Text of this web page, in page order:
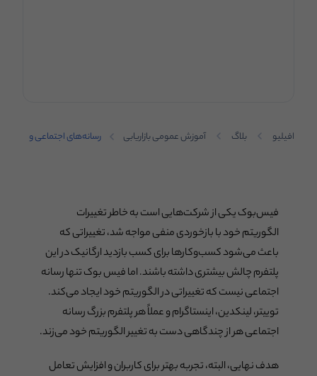
افیلیو بلاگ آموزش عمومی بازاریابی
رسانه‌های اجتماعی و
فیس‌بوک یکی از شرکت‌هایی است به خاطر تغییرات
الگوریتم خود با بازخوردی منفی مواجه شد، تغییراتی که
باعث می‌شود کسب‌وکارها برای کسب بازدید ارگانیک در این
پلتفرم چالش بیشتری داشته باشند. اما فیس بوک تنها رسانه
اجتماعی نیست که تغییراتی در الگوریتم خود ایجاد می‌کند.
توییتر، لینکدین، اینستاگرام و عملاً هر پلتفرم بزرگ رسانه
اجتماعی هر از چندگاهی دست به تغییر الگوریتم خود می‌زند.
هدف نهایی، البته، تجربه بهتر برای کاربران و افزایش تعامل